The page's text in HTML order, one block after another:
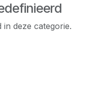
deze categorie.